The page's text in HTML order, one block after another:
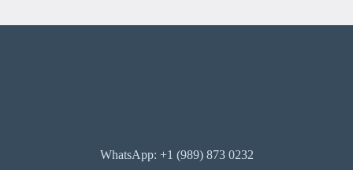
WhatsApp: +1 (989) 873 0232